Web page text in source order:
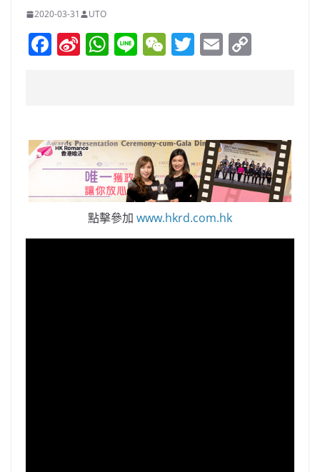
2020-03-31 UTO
F
b
o
k
Si
ei
b
o
W
A
p
p
Li W
at
T E
Li
n
k
點擊參加 www.hkrd.com.hk